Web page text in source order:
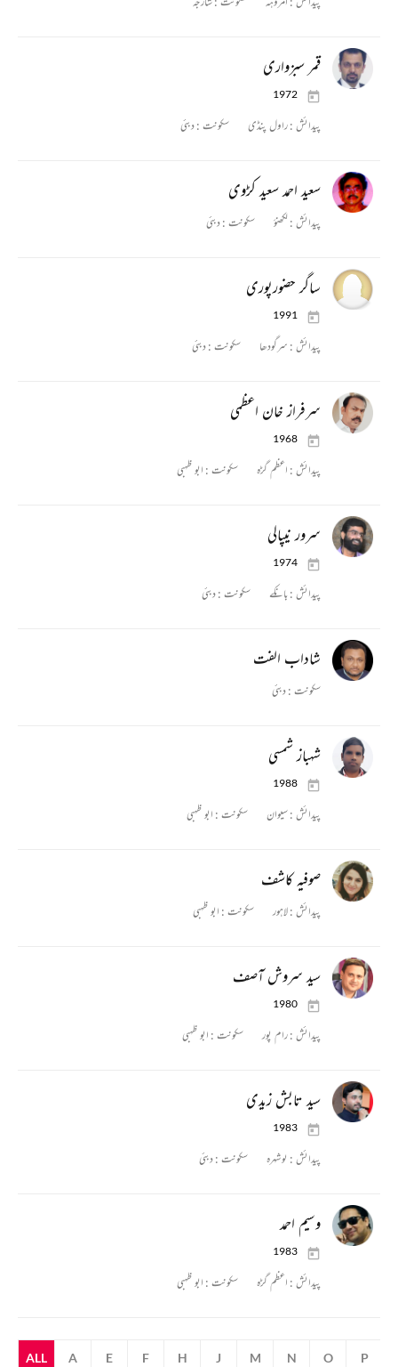
قمر سبزواری
1972
پیدائش :راول پنڈی سکونت :دبئی
سعید احمد سعید کڑوی
پیدائش : لکھنؤ سکونت :دبئی
ساگر حضورپوری
1991
پیدائش : سرگودھا سکونت :دبئی
سرفراز خان اعظمی
1968
پیدائش : اعظم گڑہ سکونت : ابو ظہبی
سرور نیپالی
1974
پیدائش : بانکے سکونت :دبئی
شاداب الفت
سکونت :دبئی
شہباز شمسی
1988
پیدائش :سیوان سکونت : ابو ظہبی
صوفیہ کاشف
پیدائش :لاہور سکونت : ابو ظہبی
سید سروش آصف
1980
پیدائش :رام پور سکونت : ابو ظہبی
سید تابش زیدی
1983
پیدائش : ںوشہرہ سکونت :دبئی
وسیم احمد
1983
پیدائش : اعظم گڑہ سکونت : ابو ظہبی
ALL A E F H J M N O P